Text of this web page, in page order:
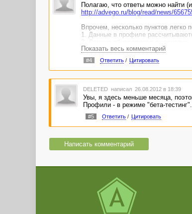
Полагаю, что ответы можно найти
http://advego.ru/blog/read/news/
Впрочем, несколько пунктов легко
1. Данные в профиле
3. Данные выводятся за 90 дней.
4. По мере появления новых
7. Профили - в режиме "бета-
Показать весь комментарий
#4 Ответить/ Цитировать
DELETED написал 26.08.2012 в 18:39
Увы, я здесь меньше месяца,
Профили - в режиме "бета-
#5 Ответить/ Цитировать
Написать комментарий